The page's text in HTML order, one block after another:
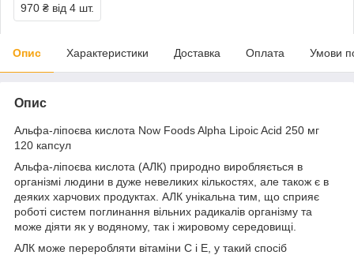
970 ₴ від 4 шт.
Опис Характеристики Доставка Оплата Умови
Опис
Альфа-ліпоєва кислота Now Foods Alpha Lipoic Acid 250 мг
120 капсул
Альфа-ліпоєва кислота (АЛК) природно виробляється в
організмі людини в дуже невеликих кількостях, але також є в
деяких харчових продуктах. АЛК унікальна тим, що сприяє
роботі систем поглинання вільних радикалів організму та
може діяти як у водяному, так і жировому середовищі.
АЛК може переробляти вiтамiни C і E, у такий спосіб